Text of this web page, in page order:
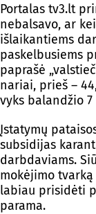
Portalas tv3.lt
nebalsavo, ar
išlaikantiems
paskelbusiems
paprašė
nariai, prieš –
vyks balandžio
Įstatymų
subsidijas
darbdaviams.
mokėjimo
labiau prisidėti
parama.